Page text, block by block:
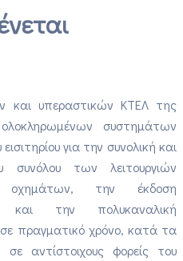
και υπεραστικών ΚΤΕΛ της
συστημάτων
για την συνολική και
συνόλου των λειτουργιών
οχημάτων, την έκδοση
και την πολυκαναλική
πραγματικό χρόνο, κατά τα
αντίστοιχους φορείς του